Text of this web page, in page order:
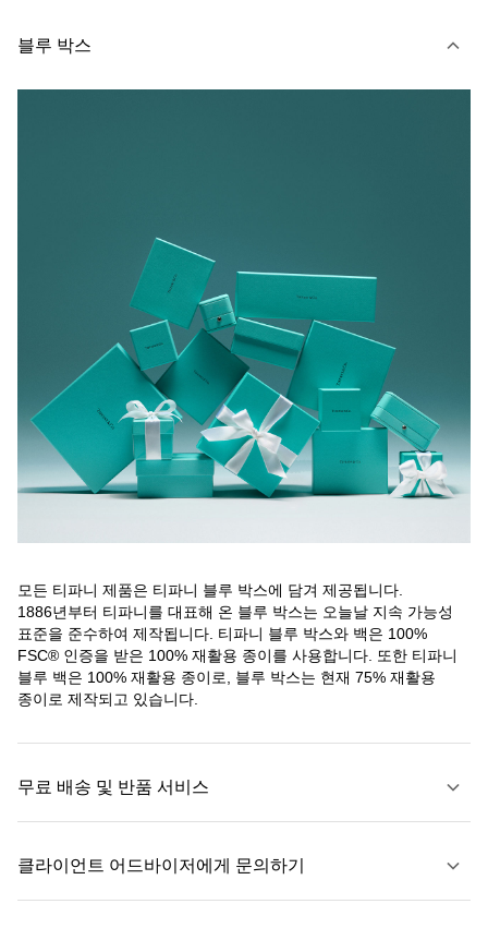
블루 박스
모든 티파니 제품은 티파니 블루 박스에 담겨 제공됩니다.
1886년부터 티파니를 대표해 온 블루 박스는 오늘날 지속 가능성
표준을 준수하여 제작됩니다. 티파니 블루 박스와 백은 100%
FSC® 인증을 받은 100% 재활용 종이를 사용합니다. 또한 티파니
블루 백은 100% 재활용 종이로, 블루 박스는 현재 75% 재활용
종이로 제작되고 있습니다.
무료 배송 및 반품 서비스
자세히 보기
클라이언트 어드바이저에게 문의하기